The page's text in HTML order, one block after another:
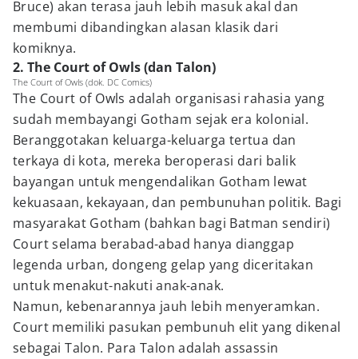
Bruce) akan terasa jauh lebih masuk akal dan
membumi dibandingkan alasan klasik dari
komiknya.
2. The Court of Owls (dan Talon)
The Court of Owls (dok. DC Comics)
The Court of Owls adalah organisasi rahasia yang
sudah membayangi Gotham sejak era kolonial.
Beranggotakan keluarga-keluarga tertua dan
terkaya di kota, mereka beroperasi dari balik
bayangan untuk mengendalikan Gotham lewat
kekuasaan, kekayaan, dan pembunuhan politik. Bagi
masyarakat Gotham (bahkan bagi Batman sendiri)
Court selama berabad-abad hanya dianggap
legenda urban, dongeng gelap yang diceritakan
untuk menakut-nakuti anak-anak.
Namun, kebenarannya jauh lebih menyeramkan.
Court memiliki pasukan pembunuh elit yang dikenal
sebagai Talon. Para Talon adalah assassin